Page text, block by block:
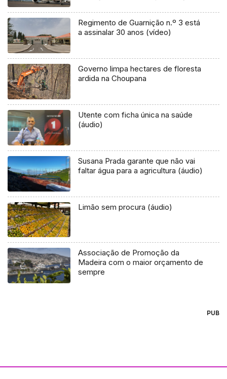
Regimento de Guarnição n.º 3 está
a assinalar 30 anos (vídeo)
Governo limpa hectares de floresta
ardida na Choupana
Utente com ficha única na saúde
(áudio)
Susana Prada garante que não vai
faltar água para a agricultura (áudio)
Limão sem procura (áudio)
Associação de Promoção da
Madeira com o maior orçamento de
sempre
PUB